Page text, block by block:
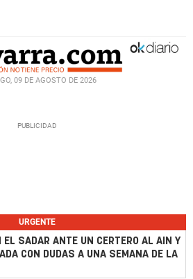
09 DE AGOSTO DE 2026
URGENTE
EL SADAR ANTE UN CERTERO AL AIN Y
CON DUDAS A UNA SEMANA DE LA